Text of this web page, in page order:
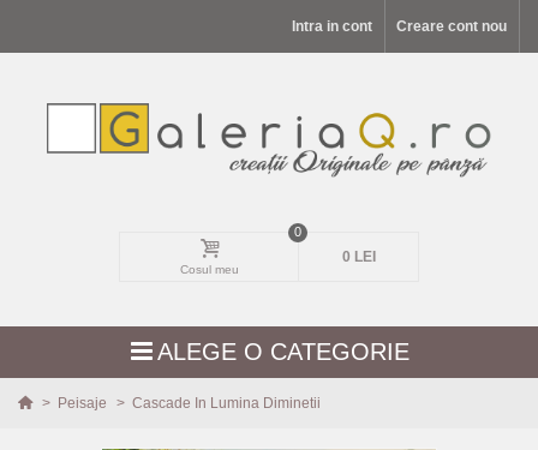
Intra in cont Creare cont nou
Cosul meu
0
0 LEI
ALEGE O CATEGORIE
> Peisaje > Cascade In Lumina Diminetii